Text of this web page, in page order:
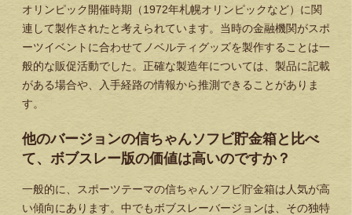
オリンピック開催時期（1972年札幌オリンピックなど）に関
連して製作されたと考えられています。当時の金融機関がスポ
ーツイベントに合わせてノベルティグッズを製作することは一
般的な販促活動でした。正確な製造年については、製品に記載
がある場合や、入手経路の情報から推測できることがありま
す。
他のバージョンの信ちゃんソフビ貯金箱と比べ
て、ボブスレー版の価値は高いのですか？
一般的に、スポーツテーマの信ちゃんソフビ貯金箱は人気が高
い傾向にあります。中でもボブスレーバージョンは、その独特